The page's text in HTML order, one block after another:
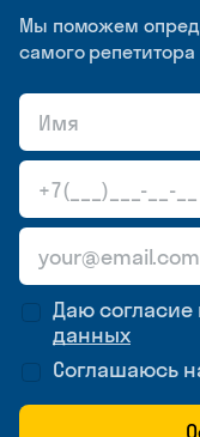
Мы поможем
самого репетитора
Даю согласие
данных
Соглашаюсь